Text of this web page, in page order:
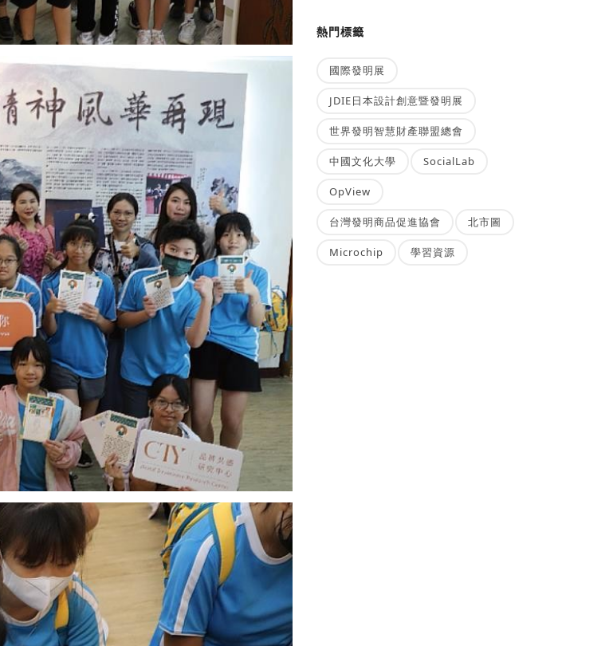
熱門標籤
國際發明展
JDIE日本設計創意暨發明展
世界發明智慧財產聯盟總會
中國文化大學 SocialLab
OpView
台灣發明商品促進協會 北市圖
Microchip 學習資源